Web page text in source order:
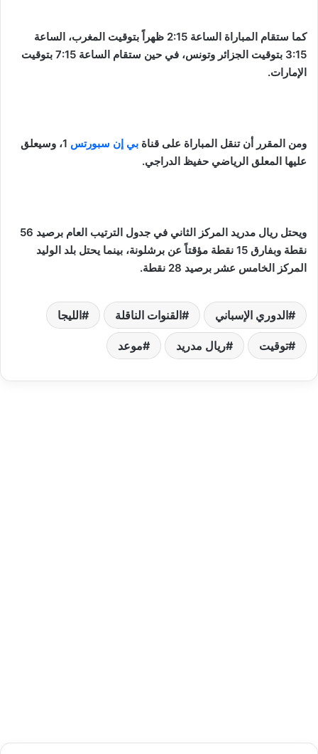
كما ستقام المباراة الساعة 2:15 ظهراً بتوقيت المغرب، الساعة
3:15 بتوقيت الجزائر وتونس، في حين ستقام الساعة 7:15 بتوقيت
الإمارات.
ومن المقرر أن تنقل المباراة على قناة بي إن سبورتس
1، وسيعلق
عليها المعلق الرياضي حفيظ الدراجي.
ويحتل ريال مدريد المركز الثاني في جدول الترتيب العام برصيد 56
نقطة وبفارق 15 نقطة مؤقتاً عن برشلونة، بينما يحتل بلد الوليد
المركز الخامس عشر برصيد 28 نقطة.
الدوري الإسباني القنوات الناقلة الليجا
توقيت ريال مدريد موعد